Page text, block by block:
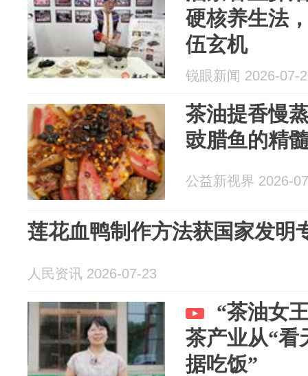
硬核养生法
伍玄机
锐眼新闻 2026-07-
茶油提香慢
豉腊鱼的精
公益新视界 2026-
莲花血鸭制作方法获国家发明
人民资讯 2026-07-23
“茶油女
茶产业从“看
据吃饭”